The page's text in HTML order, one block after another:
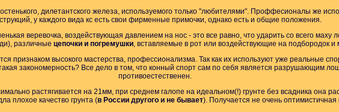
дилетантского железа, используемого только "любителями". Проффесионалы же
у каждого вида кс есть свои фирменные примочки, однако есть и общие положения.
веревочка, воздействующая давлением на нос - это все равно, что ударить со всего маху
различные цепочки и погремушки, вставляемые в рот или воздействующие на подбородок и
признаком высокого мастерства, профессионализма. Так как их используют уже реальные
закономерность? Все дело в том, что конный спорт сам по себя является разрушающим
противоестественен.
растягивается на 21мм, при среднем галопе на идеальном(!) грунте без всадника она
плохое качество грунта (в России другого и не бывает). Получается не очень оптимистичная